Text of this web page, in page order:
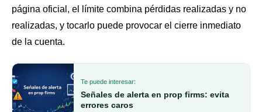
página oficial, el límite combina pérdidas realizadas y no
realizadas, y tocarlo puede provocar el cierre inmediato
de la cuenta.
Te puede interesar:
Señales de alerta en prop firms: evita
errores caros